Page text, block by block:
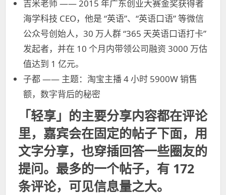
吉米老师 —— 2015 年广东创业大赛金奖获得者
海学科技 CEO，他是 “英语”、“英语口语” 等微信
公众号创始人，30 万人群 “365 天英语口语打卡”
发起者，并在 10 个月内带领公司融资 3000 万估
值达到 1 亿元。
子都 —— 主题：淘宝主播 4 小时 5900W 销售
额，数字背后的秘密
「轻享」的主要分享内容都在评论
里，嘉宾会在固定的帖子下面，用
文字分享，也穿插回答一些圈友的
提问。最多的一个帖子，有 172
条评论，可见信息量之大。